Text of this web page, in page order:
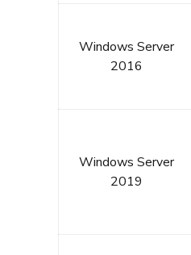
Windows Server
2016
Windows Server
2019